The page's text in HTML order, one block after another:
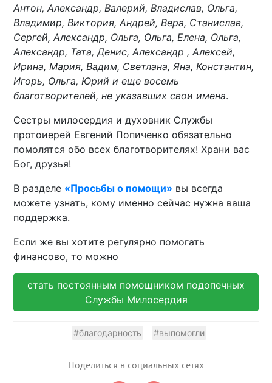
Антон, Александр, Валерий, Владислав, Ольга,
Владимир, Виктория, Андрей, Вера, Станислав,
Сергей, Александр, Ольга, Ольга, Елена, Ольга,
Александр, Тата, Денис, Александр , Алексей,
Ирина, Мария, Вадим, Светлана, Яна, Константин,
Игорь, Ольга, Юрий и еще восемь
благотворителей, не указавших свои имена.
Сестры милосердия и духовник Службы
протоиерей Евгений Попиченко обязательно
помолятся обо всех благотворителях! Храни вас
Бог, друзья!
В разделе «Просьбы о помощи» вы всегда
можете узнать, кому именно сейчас нужна ваша
поддержка.
Если же вы хотите регулярно помогать
финансово, то можно
стать постоянным помощником подопечных
Службы Милосердия
#благодарность #выпомогли
Поделиться в социальных сетях